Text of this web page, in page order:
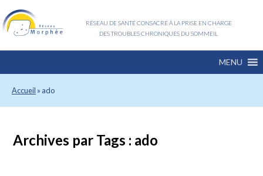
RÉSEAU DE SANTÉ CONSACRÉ À LA PRISE EN CHARGE
DES TROUBLES CHRONIQUES DU SOMMEIL
MENU
Accueil » ado
Archives par Tags : ado